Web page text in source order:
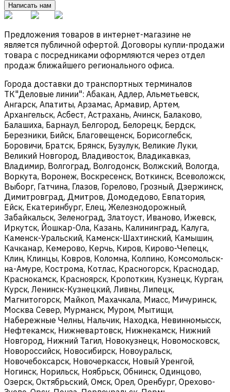
Написать нам
Предложения товаров в интернет-магазине не
является публичной офертой. Договоры купли-продажи
товара с посредниками оформляются через отдел
продаж ближайшего регионального офиса.
Города доставки до транспортных терминалов
ТК"Деловые линии": Абакан, Адлер, Альметьевск,
Ангарск, Апатиты, Арзамас, Армавир, Артем,
Архангельск, Асбест, Астрахань, Ачинск, Балаково,
Балашиха, Барнаул, Белгород, Белорецк, Бердск,
Березники, Бийск, Благовещенск, Борисоглебск,
Боровичи, Братск, Брянск, Бузулук, Великие Луки,
Великий Новгород, Владивосток, Владикавказ,
Владимир, Волгоград, Волгодонск, Волжский, Вологда,
Воркута, Воронеж, Воскресенск, Воткинск, Всеволожск,
Выборг, Гатчина, Глазов, Горелово, Грозный, Дзержинск,
Димитровград, Дмитров, Домодедово, Евпатория,
Ейск, Екатеринбург, Елец, Железнодорожный,
Забайкальск, Зеленоград, Златоуст, Иваново, Ижевск,
Иркутск, Йошкар-Ола, Казань, Калининград, Калуга,
Каменск-Уральский, Каменск-Шахтинский, Камышин,
Качканар, Кемерово, Керчь, Киров, Кирово-Чепецк,
Клин, Клинцы, Ковров, Коломна, Колпино, Комсомольск-
на-Амуре, Кострома, Котлас, Красногорск, Краснодар,
Краснокамск, Красноярск, Кропоткин, Кузнецк, Курган,
Курск, Ленинск-Кузнецкий, Ливны, Липецк,
Магнитогорск, Майкоп, Махачкала, Миасс, Мичуринск,
Москва Север, Мурманск, Муром, Мытищи,
Набережные Челны, Нальчик, Находка, Невинномысск,
Нефтекамск, Нижневартовск, Нижнекамск, Нижний
Новгород, Нижний Тагил, Новокузнецк, Новомосковск,
Новороссийск, Новосибирск, Новоуральск,
Новочебоксарск, Новочеркасск, Новый Уренгой,
Ногинск, Норильск, Ноябрьск, Обнинск, Одинцово,
Озерск, Октябрьский, Омск, Орел, Оренбург, Орехово-